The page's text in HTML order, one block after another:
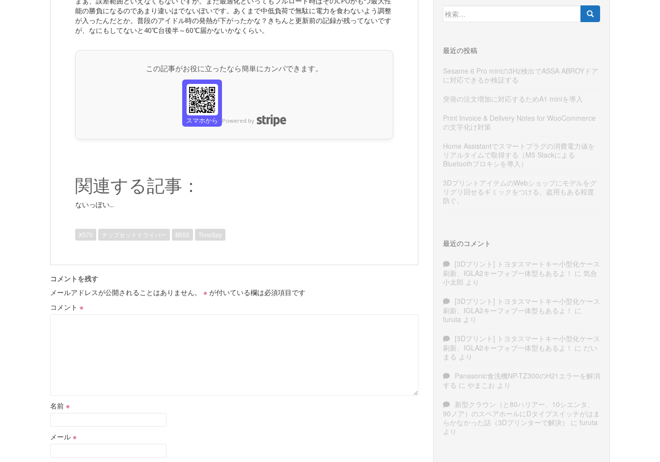
能の勝負になるのであまり違いはでないぽいです。あくまで中低負荷で無駄に電力を食わないよう調整
が入ったんだとか。普段のアイドル時の発熱が下がったかな？きちんと更新前の記録が残ってないです
が、なにもしてないと40℃台後半～60℃届かないかなくらい。
この記事がお役に立ったなら簡単にカンパできます。
スマホから Powered by
関連する記事：
ないっぽい...
X570 チップセットドライバー B550 TimeSpy
コメントを残す
メールアドレスが公開されることはありません。
※ が付いている欄は必須項目です
コメント ※
名前 ※
メール ※
検
索:
最近の投稿
Sesame 6 Pro miniの3Hz検出でASSA ABROYドア
に対応できるか検証する
突発の注文増加に対応するためA1 miniを導入
Print Invoice & Delivery Notes for WooCommerce
の文字化け対策
Home Assistantでスマートプラグの消費電力値を
リアルタイムで取得する（M5 Stackによる
Bluetoothプロキシを導入）
3DプリントアイテムのWebショップにモデルをグ
リグリ回せるギミックをつける。盗用もある程度
防ぐ。
最近のコメント
[3Dプリント] トヨタスマートキー小型化ケース
刷新、IGLA2キーフォブ一体型もあるよ！ に 気合
小太郎 より
[3Dプリント] トヨタスマートキー小型化ケース
刷新、IGLA2キーフォブ一体型もあるよ！ に
furuta より
[3Dプリント] トヨタスマートキー小型化ケース
刷新、IGLA2キーフォブ一体型もあるよ！ に だい
まる より
Panasonic食洗機NP-TZ300のH21エラーを解消
する に やまこお より
新型クラウン（と80ハリアー、10シエンタ、
90ノア）のスペアホールにDタイプスイッチがはま
らかなかった話（3Dプリンターで解決）
に furuta
より